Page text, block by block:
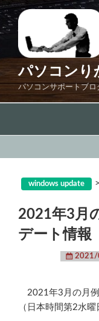
コ
ン
テ
ス
プ
パソコンり
パソコンサポートブロ
windows update >
2021年3月
デート情報
2021/
2021年3月の月例
（日本時間第2水